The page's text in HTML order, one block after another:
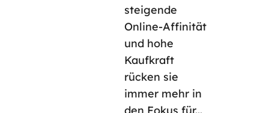
steigende
Online-Affinität
und hohe
Kaufkraft
rücken sie
immer mehr in
den Fokus für...